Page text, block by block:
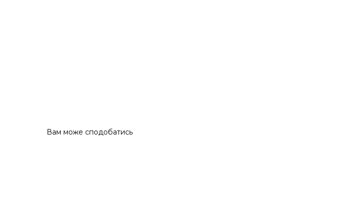
Вам може сподобатись